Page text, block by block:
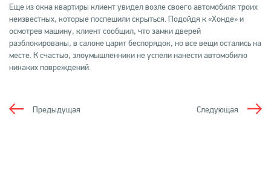
Еще из окна квартиры клиент увидел возле своего автомобиля троих
неизвестных, которые поспешили скрыться. Подойдя к «Хонде» и
осмотрев машину, клиент сообщил, что замки дверей
разблокированы, в салоне царит беспорядок, но все вещи остались на
месте. К счастью, злоумышленники не успели нанести автомобилю
никаких повреждений.
Следующая
Предыдущая